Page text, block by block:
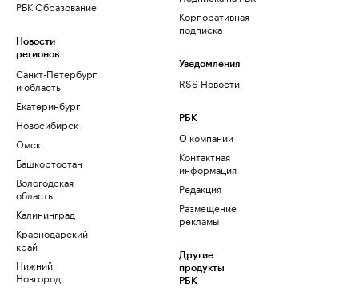
РБК Образование
Новости
регионов
Санкт-Петербург
и область
Екатеринбург
Новосибирск
Омск
Башкортостан
Вологодская
область
Калининград
Краснодарский
край
Нижний
Новгород
Корпоративная
подписка
Уведомления
RSS Новости
РБК
О компании
Контактная
информация
Редакция
Размещение
рекламы
Другие
продукты
РБК